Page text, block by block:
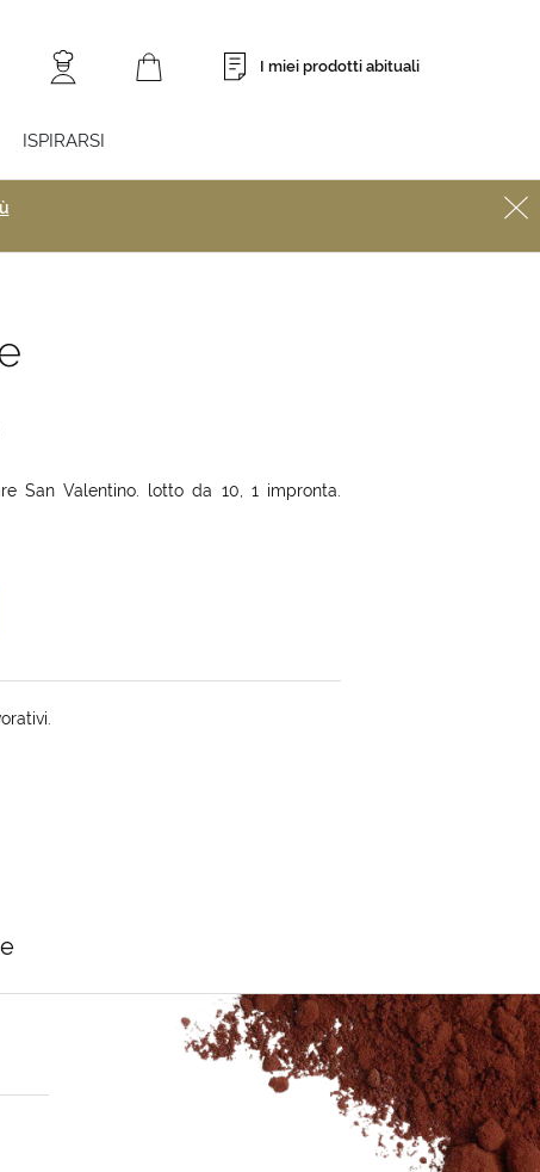
I miei prodotti abituali
ISPIRARSI
San Valentino. lotto da 10, 1 impronta.